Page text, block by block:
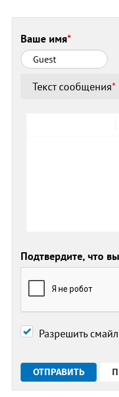
Ваше имя*
Текст сообщения*
Подтвердите, что
Разрешить